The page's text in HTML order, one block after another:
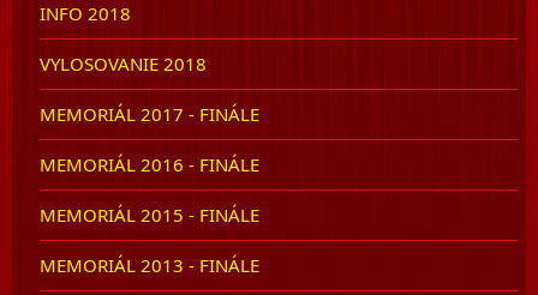
INFO 2018
VYLOSOVANIE 2018
MEMORIÁL 2017 - FINÁLE
MEMORIÁL 2016 - FINÁLE
MEMORIÁL 2015 - FINÁLE
MEMORIÁL 2013 - FINÁLE